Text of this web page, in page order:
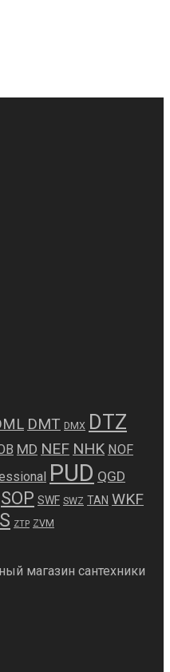
DMT DMX DTZ
MD NEF NHK NOF
PUD QGD
SOP SWF SWZ TAN WKF
ZTP ZVM
магазин сантехники